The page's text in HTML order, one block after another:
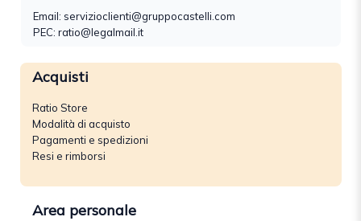
Email: servizioclienti@gruppocastelli.com
PEC: ratio@legalmail.it
Acquisti
Ratio Store
Modalità di acquisto
Pagamenti e spedizioni
Resi e rimborsi
Area personale